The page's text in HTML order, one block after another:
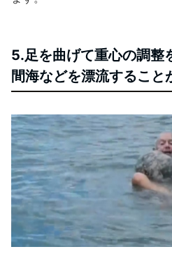
5.足を曲げて重心の調整
間海などを漂流すること